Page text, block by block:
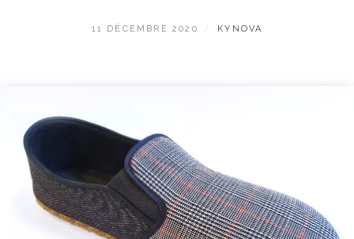
POSTED
11 DÉCEMBRE 2020 BY
KYNOVA